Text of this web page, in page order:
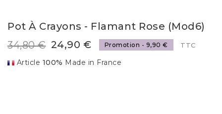
Pot À Crayons - Flamant Rose (mod6)
34,80 € 24,90 € Promotion - 9,90 € TTC
Article 100% Made in France